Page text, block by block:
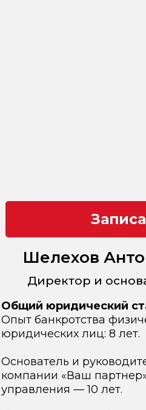
Шелехов
Директор и
Общий юридический
Опыт банкротства
юридических лиц: 8 лет.
Основатель и
компании «Ваш
управления — 10 лет.